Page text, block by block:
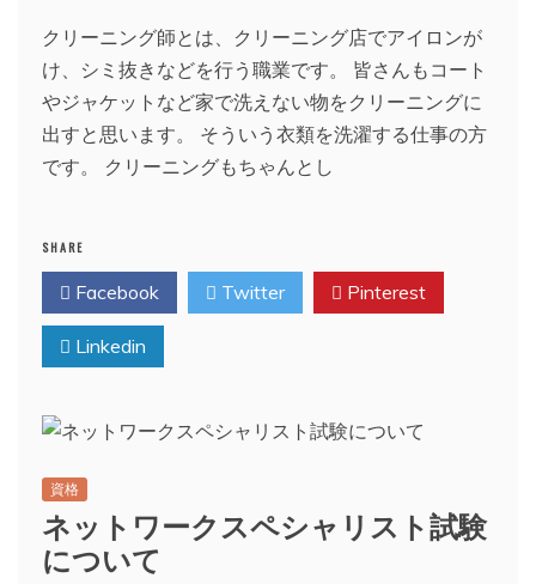
クリーニング師とは、クリーニング店でアイロンが
け、シミ抜きなどを行う職業です。 皆さんもコート
やジャケットなど家で洗えない物をクリーニングに
出すと思います。 そういう衣類を洗濯する仕事の方
です。 クリーニングもちゃんとし
SHARE
Facebook Twitter Pinterest
Linkedin
資格
ネットワークスペシャリスト試験
について